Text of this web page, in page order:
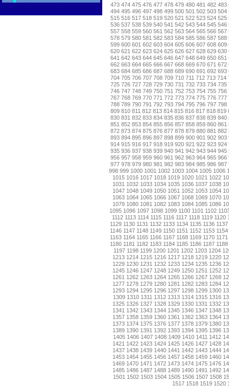
473 474 475 476 477 478 479 480 481 482 483
494 495 496 497 498 499 500 501 502 503 504
515 516 517 518 519 520 521 522 523 524 525
536 537 538 539 540 541 542 543 544 545 546
557 558 559 560 561 562 563 564 565 566 567
578 579 580 581 582 583 584 585 586 587 588
599 600 601 602 603 604 605 606 607 608 609
620 621 622 623 624 625 626 627 628 629 630
641 642 643 644 645 646 647 648 649 650 651
662 663 664 665 666 667 668 669 670 671 672
683 684 685 686 687 688 689 690 691 692 693
704 705 706 707 708 709 710 711 712 713 714
725 726 727 728 729 730 731 732 733 734 735
746 747 748 749 750 751 752 753 754 755 756
767 768 769 770 771 772 773 774 775 776 777
788 789 790 791 792 793 794 795 796 797 798
809 810 811 812 813 814 815 816 817 818 819
830 831 832 833 834 835 836 837 838 839 840
851 852 853 854 855 856 857 858 859 860 861
872 873 874 875 876 877 878 879 880 881 882
893 894 895 896 897 898 899 900 901 902 903
914 915 916 917 918 919 920 921 922 923 924
935 936 937 938 939 940 941 942 943 944 945
956 957 958 959 960 961 962 963 964 965 966
977 978 979 980 981 982 983 984 985 986 987
998 999 1000 1001 1002 1003 1004 1005 1006
1015 1016 1017 1018 1019 1020 1021 1022
1031 1032 1033 1034 1035 1036 1037 1038
1047 1048 1049 1050 1051 1052 1053 1054
1063 1064 1065 1066 1067 1068 1069 1070
1079 1080 1081 1082 1083 1084 1085 1086
1095 1096 1097 1098 1099 1100 1101 1102
1112 1113 1114 1115 1116 1117 1118 1119 1120
1129 1130 1131 1132 1133 1134 1135 1136 1137
1146 1147 1148 1149 1150 1151 1152 1153 1154
1163 1164 1165 1166 1167 1168 1169 1170 1171
1180 1181 1182 1183 1184 1185 1186 1187 1188
1197 1198 1199 1200 1201 1202 1203 1204
1213 1214 1215 1216 1217 1218 1219 1220
1229 1230 1231 1232 1233 1234 1235 1236
1245 1246 1247 1248 1249 1250 1251 1252
1261 1262 1263 1264 1265 1266 1267 1268
1277 1278 1279 1280 1281 1282 1283 1284
1293 1294 1295 1296 1297 1298 1299 1300
1309 1310 1311 1312 1313 1314 1315 1316
1325 1326 1327 1328 1329 1330 1331 1332
1341 1342 1343 1344 1345 1346 1347 1348
1357 1358 1359 1360 1361 1362 1363 1364
1373 1374 1375 1376 1377 1378 1379 1380
1389 1390 1391 1392 1393 1394 1395 1396
1405 1406 1407 1408 1409 1410 1411 1412
1421 1422 1423 1424 1425 1426 1427 1428
1437 1438 1439 1440 1441 1442 1443 1444
1453 1454 1455 1456 1457 1458 1459 1460
1469 1470 1471 1472 1473 1474 1475 1476
1485 1486 1487 1488 1489 1490 1491 1492
1501 1502 1503 1504 1505 1506 1507 1508
1517 1518 1519 1520